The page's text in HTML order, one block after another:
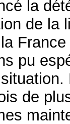
la
de la
pu
de